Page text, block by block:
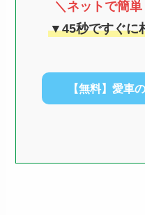
＼ネットで簡
▼45秒ですぐに
【無料】愛車